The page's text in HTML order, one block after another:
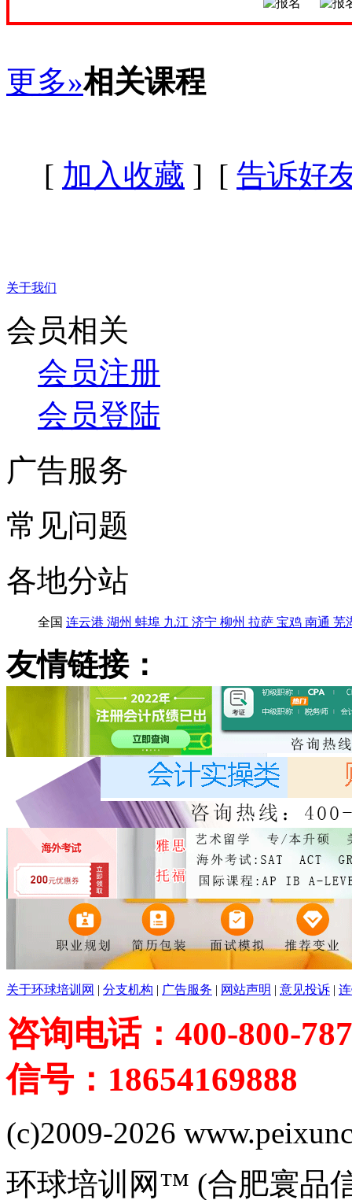
更多»相关课程
[ 加入收藏 ] [ 告诉好
关于我们
会员相关
会员注册
会员登陆
广告服务
常见问题
各地分站
全国 连云港 湖州 蚌埠 九江 济宁 柳州 拉萨 宝鸡 南通 芜
友情链接：
关于环球培训网 | 分支机构 | 广告服务 | 网站声明 | 意见投诉 |
咨询电话：400-800-
信号：18654169888
(c)2009-2026
环球培训网™ (合肥寰品